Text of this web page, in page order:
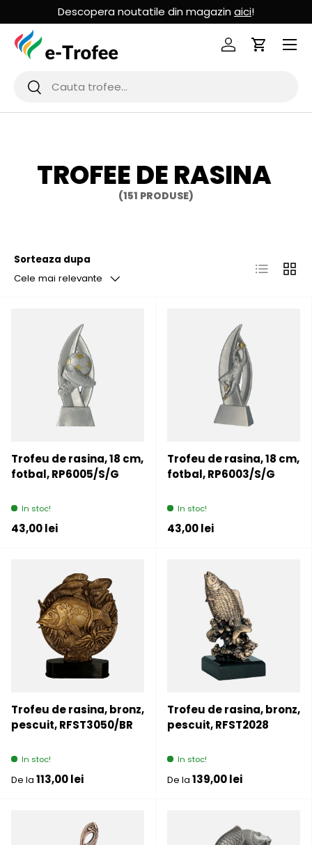
MERGI LA CONTINUT
Descopera noutatile din magazin aici!
Cauta
Cauta
Logheaza-te
Cos de
TROFEE DE RASINA
(151 PRODUSE)
Sorteaza dupa
Cele mai relevante
Lista Grila
Trofeu de rasina, 18 cm,
fotbal, RP6005/S/G
In stoc!
Pret initial
43,00 lei
Trofeu de rasina, 18 cm,
fotbal, RP6003/S/G
In stoc!
Pret initial
43,00 lei
Trofeu de rasina, bronz,
pescuit, RFST3050/BR
In stoc!
Pret initial
De la 113,00 lei
Trofeu de rasina, bronz,
pescuit, RFST2028
In stoc!
Pret initial
De la 139,00 lei